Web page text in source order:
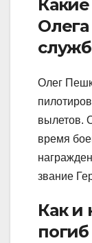
Олег
вылетов.
время
звание
Как и